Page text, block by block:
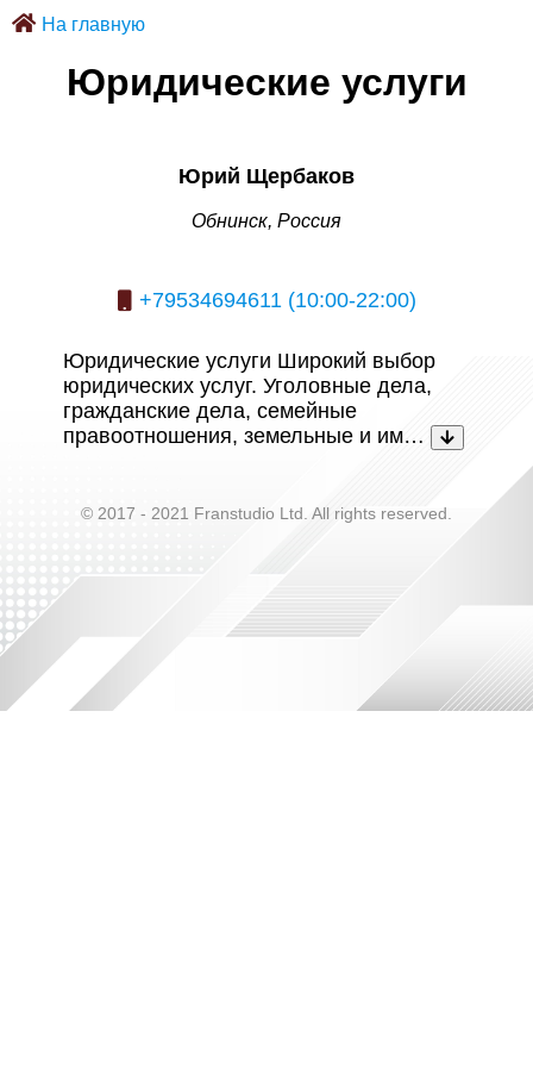
На главную
Юридические услуги
Юрий Щербаков
Обнинск, Россия
+79534694611 (10:00-22:00)
Юридические услуги Широкий выбор
юридических услуг. Уголовные дела,
гражданские дела, семейные
правоотношения, земельные и им…
© 2017 - 2021 Franstudio Ltd. All rights reserved.